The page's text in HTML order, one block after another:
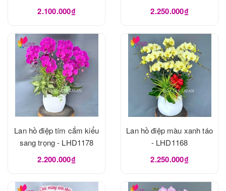
2.100.000₫ 2.250.000₫
Lan hồ điệp tím cắm kiểu
sang trọng - LHD1178
2.200.000₫
Lan hồ điệp màu xanh táo
- LHD1168
2.250.000₫